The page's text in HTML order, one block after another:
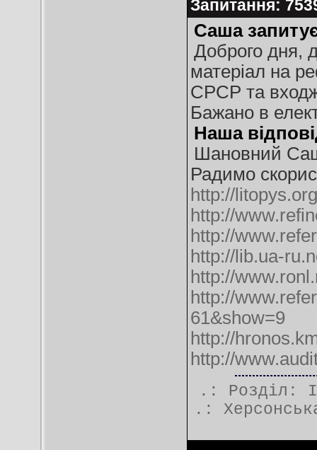
Запитання:
Саша
Доброго дня,
матеріал на
СРСР та
Бажано в
Наша
Шановний
Радимо
http://
http://
http://
http://lib.ua-
http://
http://
61&show=9
http://
http://
.: Розділ:
.: